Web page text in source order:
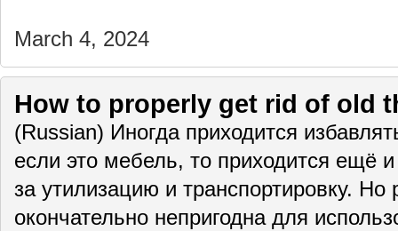
March 4, 2024
How to properly get rid of old
(Russian) Иногда приходится
если это мебель, то приходится ещё
за утилизацию и транспортировку. Но
окончательно непригодна для